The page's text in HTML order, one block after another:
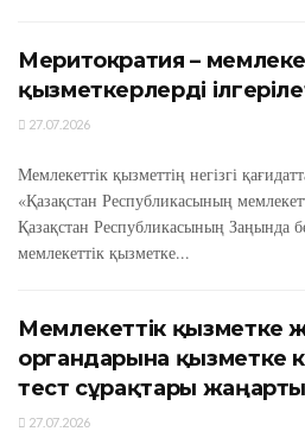
Меритократия –
қызметкерлерді
27.07.2026
Мемлекеттік қызметтің негізгі
«Қазақстан Республикасының
Қазақстан Республикасының Заңында
мемлекеттік қызметке...
Мемлекеттік қызметке
органдарына қызметке
тест сұрақтары
27.07.2026